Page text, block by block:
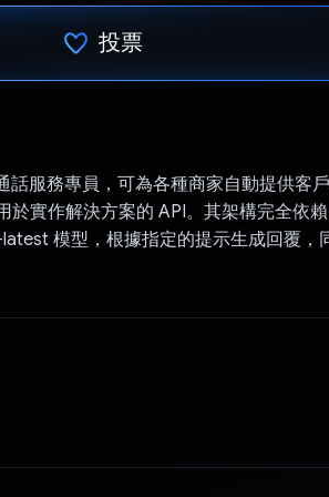
投票
話服務專員，可為各種商家自動提供客
於實作解決方案的 API。其架構完全依
模型，根據指定的提示生成回覆，